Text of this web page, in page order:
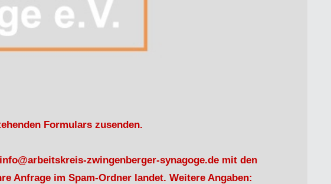
Formulars zusenden.
zwingenberger-synagoge.de mit den
Anfrage im Spam-Ordner landet. Weitere Angaben: